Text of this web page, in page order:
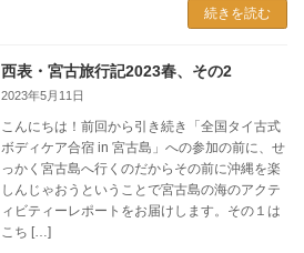
続きを読む
西表・宮古旅行記2023春、その2
2023年5月11日
こんにちは！前回から引き続き「全国タイ古式
ボディケア合宿 in 宮古島」への参加の前に、せ
っかく宮古島へ行くのだからその前に沖縄を楽
しんじゃおうということで宮古島の海のアクテ
ィビティーレポートをお届けします。その１は
こち […]